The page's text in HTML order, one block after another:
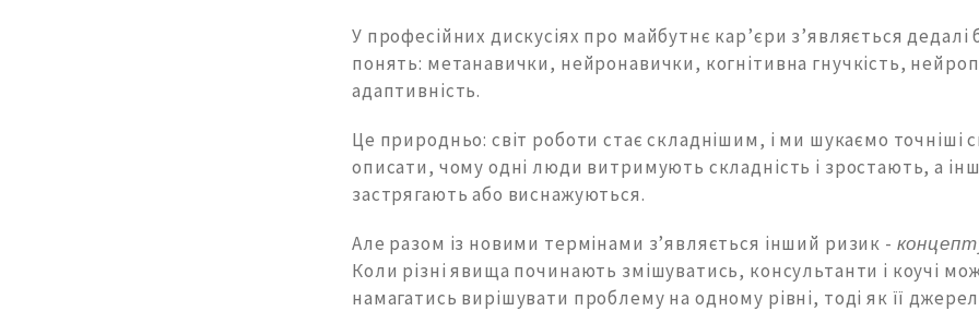
У професійних дискусіях про майбутнє кар’єри з’являється дедалі
понять: метанавички, нейронавички, когнітивна гнучкість,
адаптивність.
Це природньо: світ роботи стає складнішим, і ми шукаємо точніші
описати, чому одні люди витримують складність і зростають, а
застрягають або виснажуються.
Але разом із новими термінами з’являється інший ризик -
Коли різні явища починають змішуватись, консультанти і коучі
намагатись вирішувати проблему на одному рівні, тоді як її